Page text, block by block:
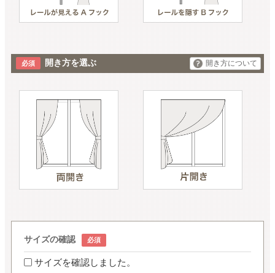
開き方を選ぶ 開き方について
サイズの確認
サイズを確認しました。